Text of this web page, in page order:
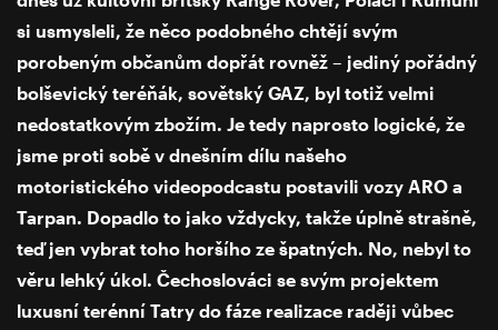
si usmysleli, že něco podobného chtějí svým
porobeným občanům dopřát rovněž – jediný pořádný
bolševický teréňák, sovětský GAZ, byl totiž velmi
nedostatkovým zbožím. Je tedy naprosto logické, že
jsme proti sobě v dnešním dílu našeho
motoristického videopodcastu postavili vozy ARO a
Tarpan. Dopadlo to jako vždycky, takže úplně strašně,
teď jen vybrat toho horšího ze špatných. No, nebyl to
věru lehký úkol. Čechoslováci se svým projektem
luxusní terénní Tatry do fáze realizace raději vůbec